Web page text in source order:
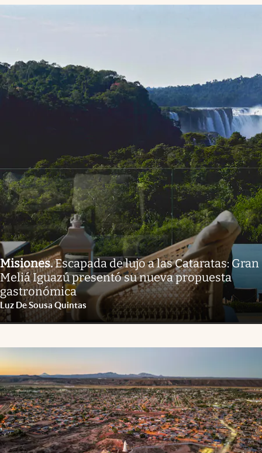
Misiones.Escapada de lujo a las Cataratas: Gran
Meliá Iguazú presentó su nueva propuesta
gastronómica
Luz De Sousa Quintas